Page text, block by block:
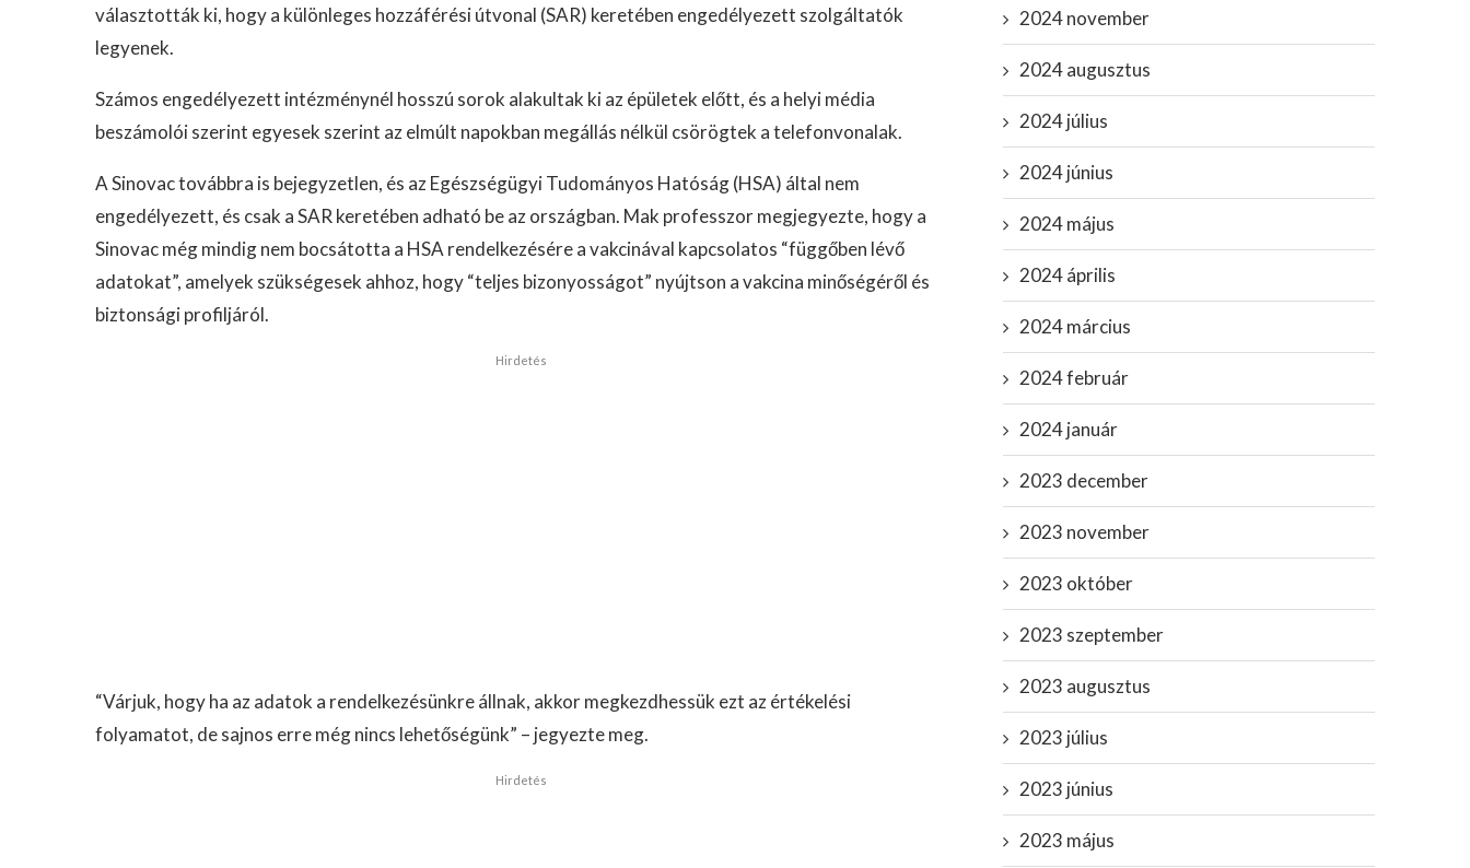
választották ki, hogy a különleges hozzáférési útvonal (SAR) keretében engedélyezett szolgáltatók
legyenek.
Számos engedélyezett intézménynél hosszú sorok alakultak ki az épületek előtt, és a helyi média
beszámolói szerint egyesek szerint az elmúlt napokban megállás nélkül csörögtek a telefonvonalak.
A Sinovac továbbra is bejegyzetlen, és az Egészségügyi Tudományos Hatóság (HSA) által nem
engedélyezett, és csak a SAR keretében adható be az országban. Mak professzor megjegyezte, hogy a
Sinovac még mindig nem bocsátotta a HSA rendelkezésére a vakcinával kapcsolatos “függőben lévő
adatokat”, amelyek szükségesek ahhoz, hogy “teljes bizonyosságot” nyújtson a vakcina minőségéről és
biztonsági profiljáról.
Hirdetés
“Várjuk, hogy ha az adatok a rendelkezésünkre állnak, akkor megkezdhessük ezt az értékelési
folyamatot, de sajnos erre még nincs lehetőségünk” – jegyezte meg.
Hirdetés
2024 november
2024 augusztus
2024 július
2024 június
2024 május
2024 április
2024 március
2024 február
2024 január
2023 december
2023 november
2023 október
2023 szeptember
2023 augusztus
2023 július
2023 június
2023 május